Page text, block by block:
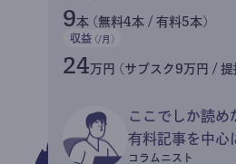
9本 (無料4本 / 有料5本)
収益 (/月)
24万円 (サブスク9万円 /
ここでしか読め
有料記事を中心
コラムニスト